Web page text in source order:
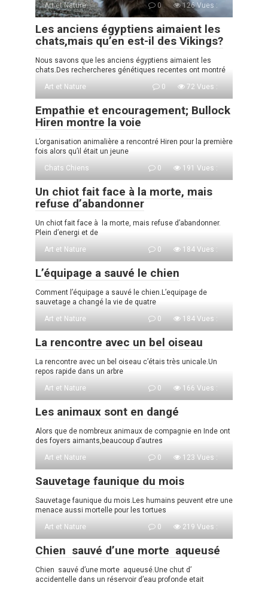
Art et Nature 0 126 Vues :
Les anciens égyptiens aimaient les
chats,mais qu’en est-il des Vikings?
Nous savons que les anciens égyptiens aimaient les
chats.Des rechercheres génétiques recentes ont montré
Art et Nature
0 72 Vues :
Empathie et encouragement; Bullock
Hiren montre la voie
L’organisation animalière a rencontré Hiren pour la première
fois alors qu’il était un jeune
Chats Chiens
0 191 Vues :
Un chiot fait face à la morte, mais
refuse d’abandonner
Un chiot fait face à la morte, mais refuse d’abandonner.
Plein d’energi et de
Art et Nature
0 184 Vues :
L’équipage a sauvé le chien
Comment l’équipage a sauvé le chien.L’equipage de
sauvetage a changé la vie de quatre
Art et Nature
0 184 Vues :
La rencontre avec un bel oiseau
La rencontre avec un bel oiseau c’étais très unicale.Un
repos rapide dans un arbre
Art et Nature
0 166 Vues :
Les animaux sont en dangé
Alors que de nombreux animaux de compagnie en Inde ont
des foyers aimants,beaucoup d’autres
Art et Nature
0 123 Vues :
Sauvetage faunique du mois
Sauvetage faunique du mois.Les humains peuvent etre une
menace aussi mortelle pour les tortues
Art et Nature
0 219 Vues :
Chien sauvé d’une morte aqueusé
Chien sauvé d’une morte aqueusé.Une chut d’
accidentelle dans un réservoir d’eau profonde etait